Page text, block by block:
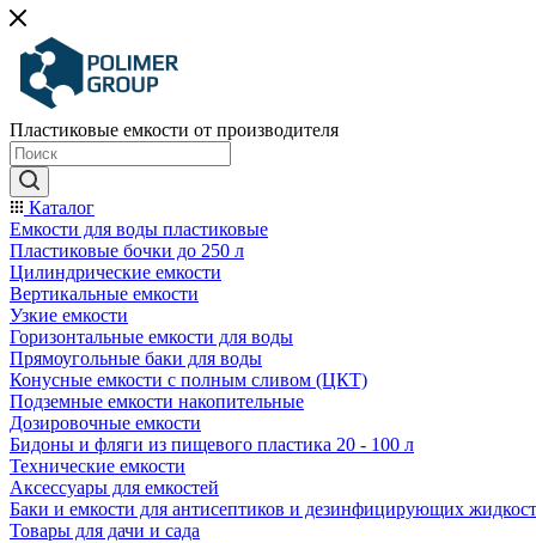
Пластиковые емкости от производителя
Каталог
Емкости для воды пластиковые
Пластиковые бочки до 250 л
Цилиндрические емкости
Вертикальные емкости
Узкие емкости
Горизонтальные емкости для воды
Прямоугольные баки для воды
Конусные емкости с полным сливом (ЦКТ)
Подземные емкости накопительные
Дозировочные емкости
Бидоны и фляги из пищевого пластика 20 - 100 л
Технические емкости
Аксессуары для емкостей
Баки и емкости для антисептиков и дезинфицирующих
Товары для дачи и сада